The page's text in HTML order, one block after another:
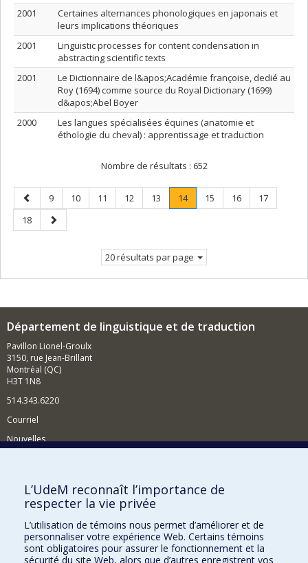
2001
Certaines alternances phonologiques en japonais et
leurs implications théoriques
2001
Linguistic processes for content condensation in
abstracting scientific texts
2001
Le Dictionnaire de l&apos;Académie françoise, dedié au
Roy (1694) comme source du Royal Dictionary (1699)
d&apos;Abel Boyer
2000
Les langues spécialisées équines (anatomie et
éthologie du cheval) : apprentissage et traduction
Nombre de résultats : 652
Page
précédente
Page
9 Page
10 Page
11 Page
12 Page
13 Page
14.
Page
Page
15 Page
16 Page
17
Page
18
Page
suivante
20 résultats par page
Département de linguistique et de traduction
Pavillon Lionel-Groulx
3150, rue Jean-Brillant
Montréal (QC)
H3T 1N8
514.343.6220
Courriel
Nouvelles
Comment soutenir le Département?
BESOIN D'AIDE?
Plan du site
Signaler une erreur
L’UdeM reconnaît l’importance de
respecter la vie privée
L’utilisation de témoins nous permet d’améliorer et de
personnaliser votre expérience Web. Certains témoins
sont obligatoires pour assurer le fonctionnement et la
sécurité du site Web, alors que d’autres enregistrent vos